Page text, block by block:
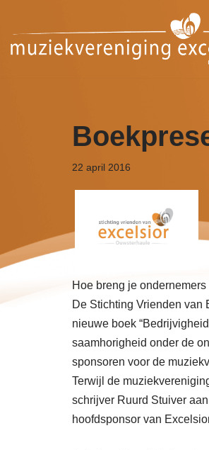
naar
22 april 2016
Hoe breng je
De Stichting Vrienden van
nieuwe boek
saamhorigheid onder de
sponsoren voor de
Terwijl de
schrijver Ruurd Stuiver
hoofdsponsor van